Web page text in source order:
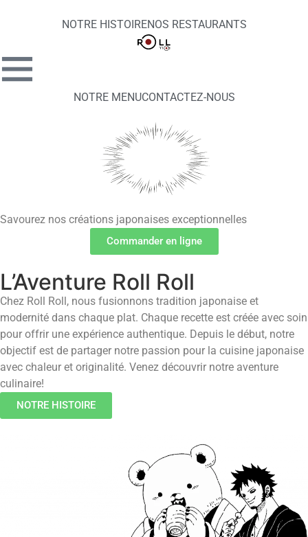
NOTRE HISTOIRENOS RESTAURANTS
NOTRE MENUCONTACTEZ-NOUS
Savourez nos créations japonaises exceptionnelles
Commander en ligne
L’Aventure Roll Roll
Chez Roll Roll, nous fusionnons tradition japonaise et
modernité dans chaque plat. Chaque recette est créée avec soin
pour offrir une expérience authentique. Depuis le début, notre
objectif est de partager notre passion pour la cuisine japonaise
avec chaleur et originalité. Venez découvrir notre aventure
culinaire!
NOTRE HISTOIRE